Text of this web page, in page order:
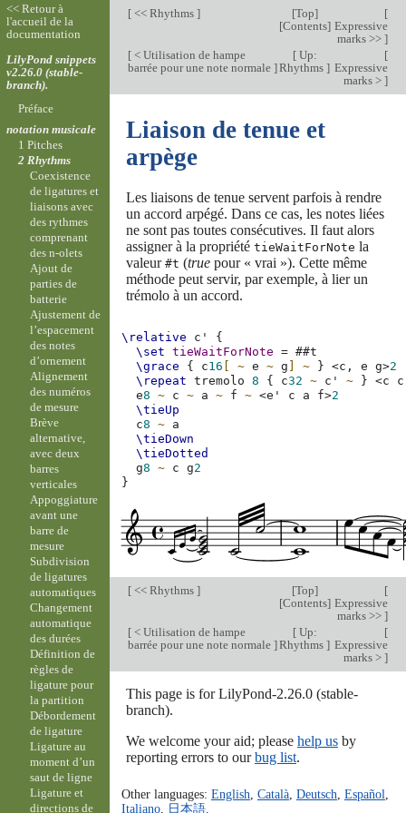
[<< Rhythms ] [Top]
[Contents]
[
Expressive
marks >> ]
[< Utilisation de hampe
barrée pour une note normale ]
[Up:
Rhythms]
[
Expressive
marks > ]
Liaison de tenue et
arpège
Les liaisons de tenue servent parfois à rendre
un accord arpégé. Dans ce cas, les notes liées
ne sont pas toutes consécutives. Il faut alors
assigner à la propriété tieWaitForNote la
valeur #t (truepour « vrai »). Cette même
méthode peut servir, par exemple, à lier un
trémolo à un accord.
\relative c'
{
\set
tieWaitForNote = ##t
\grace
{ c16 ~ e ~ g ~ } <c, e g>2
\repeat
tremolo 8 { c32 ~ c' ~ } <c
e8 ~ c ~ a ~ f ~ <e' c a f>2
\tieUp
c8 ~ a
\tieDown
\tieDotted
g8 ~ c g2
}
[<< Rhythms ] [Top]
[Contents]
[
Expressive
marks >> ]
[< Utilisation de hampe
barrée pour une note normale ]
[Up:
Rhythms]
[
Expressive
marks > ]
This page is for LilyPond-2.26.0 (stable-
branch).
We welcome your aid; please help usby
reporting errors to ourbug list.
Other languages: English Català, Deutsch Español
Italiano, 日本語.
<< Retour à
l'accueil de la
documentation
LilyPond snippets
v2.26.0 (stable-
branch).
Préface
notation musicale
1 Pitches
2 Rhythms
Coexistence
de ligatures et
liaisons avec
des rythmes
comprenant
des n-olets
Ajout de
parties de
batterie
Ajustement de
l’espacement
des notes
d’ornement
Alignement
des numéros
de mesure
Brève
alternative,
avec deux
barres
verticales
Appoggiature
avant une
barre de
mesure
Subdivision
de ligatures
automatiques
Changement
automatique
des durées
Définition de
règles de
ligature pour
la partition
Débordement
de ligature
Ligature au
moment d’un
saut de ligne
Ligature et
directions de